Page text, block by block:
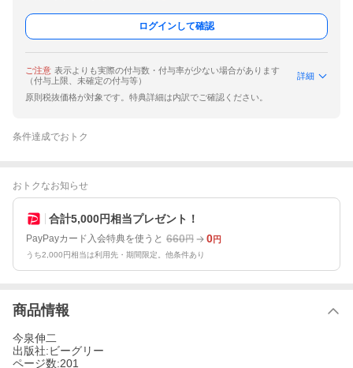
ログインして確認
ご注意 表示よりも実際の付与数・付与率が少ない場合があります
（付与上限、未確定の付与等）
詳細
原則税抜価格が対象です。特典詳細は内訳でご確認ください。
条件達成でおトク
おトクなお知らせ
合計5,000円相当プレゼント！
PayPayカード入会特典を使うと 660円 0円
うち2,000円相当は利用先・期間限定。他条件あり
商品情報
今泉伸二
出版社:ビーグリー
ページ数:201